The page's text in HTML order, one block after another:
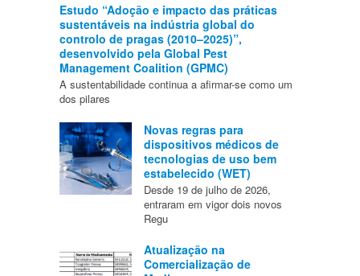
Estudo “Adoção e impacto das práticas
sustentáveis na indústria global do
controlo de pragas (2010–2025)”,
desenvolvido pela Global Pest
Management Coalition (GPMC)
A sustentabilidade continua a afirmar-se como um
dos pilares
Novas regras para
dispositivos médicos de
tecnologias de uso bem
estabelecido (WET)
Desde 19 de julho de 2026,
entraram em vigor dois novos
Regu
Atualização na
Comercialização de